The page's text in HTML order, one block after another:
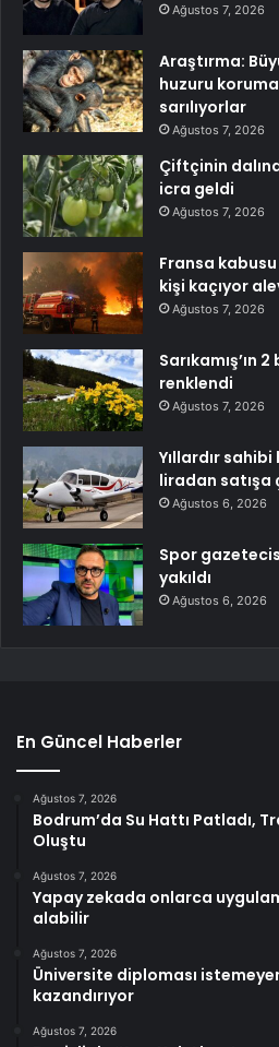
Ağustos 7, 2026
Araştırma:
huzuru
sarılıyorlar
Ağustos 7, 2026
Çiftçinin
icra geldi
Ağustos 7, 2026
Fransa
kişi kaçıyor
Ağustos 7, 2026
Sarıkamış’ın
renklendi
Ağustos 7, 2026
Yıllardır
liradan satışa
Ağustos 6, 2026
Spor
yakıldı
Ağustos 6, 2026
En Güncel Haberler
Ağustos 7, 2026
Bodrum’da Su Hattı Patladı,
Oluştu
Ağustos 7, 2026
Yapay zekada onlarca
alabilir
Ağustos 7, 2026
Üniversite diploması
kazandırıyor
Ağustos 7, 2026